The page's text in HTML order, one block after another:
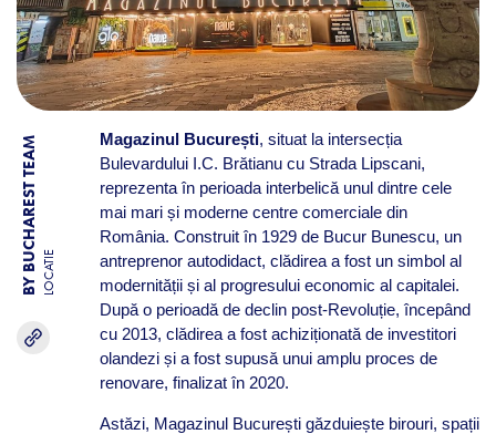
BY BUCHAREST TEAM LOCATIE
Magazinul București, situat la intersecția
Bulevardului I.C. Brătianu cu Strada Lipscani,
reprezenta în perioada interbelică unul dintre cele
mai mari și moderne centre comerciale din
România. Construit în 1929 de Bucur Bunescu, un
antreprenor autodidact, clădirea a fost un simbol al
modernității și al progresului economic al capitalei.
După o perioadă de declin post-Revoluție, începând
cu 2013, clădirea a fost achiziționată de investitori
olandezi și a fost supusă unui amplu proces de
renovare, finalizat în 2020.
Astăzi, Magazinul București găzduiește birouri, spații